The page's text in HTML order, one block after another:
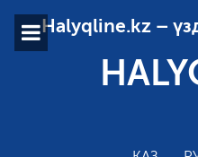
Halyqline.kz –